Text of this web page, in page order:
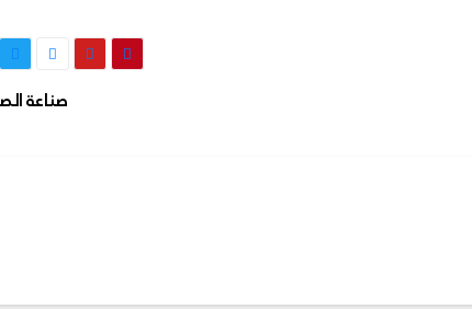
صناعة